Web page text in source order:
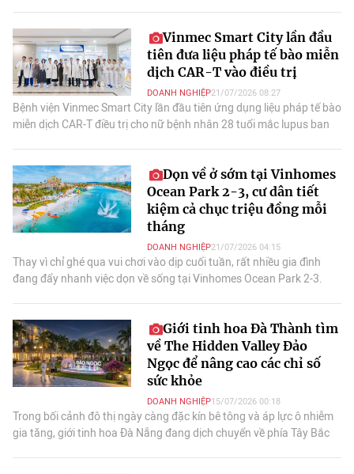
Vinmec Smart City lần đầu
tiên đưa liệu pháp tế bào miễn
dịch CAR-T vào điều trị
DOANH NGHIỆP21/07/2026 08:27
Bệnh viện Vinmec Smart City lần đầu tiên ứng dụng liệu pháp tế bào
miễn dịch CAR-T điều trị cho nữ bệnh nhân 28 tuổi mắc lupus ban
Dọn về ở sớm tại Vinhomes
Ocean Park 2-3, cư dân tiết
kiệm cả chục triệu đồng mỗi
tháng
DOANH NGHIỆP21/07/2026 04:15
Thay vì chỉ ghé qua vui chơi vào dịp cuối tuần, rất nhiều gia đình
đang đẩy nhanh việc dọn về sống tại Vinhomes Ocean Park 2-3.
Giới tinh hoa Đà Thành tìm
về The Hidden Valley Đảo
Ngọc để nâng cao các chỉ số
sức khỏe
DOANH NGHIỆP15/07/2026 00:18
Trong bối cảnh đô thị ngày càng đặc kín bê tông và áp lực ô nhiễm
gia tăng, giới tinh hoa Đà Nẵng đang dịch chuyển về phía Tây Bắc